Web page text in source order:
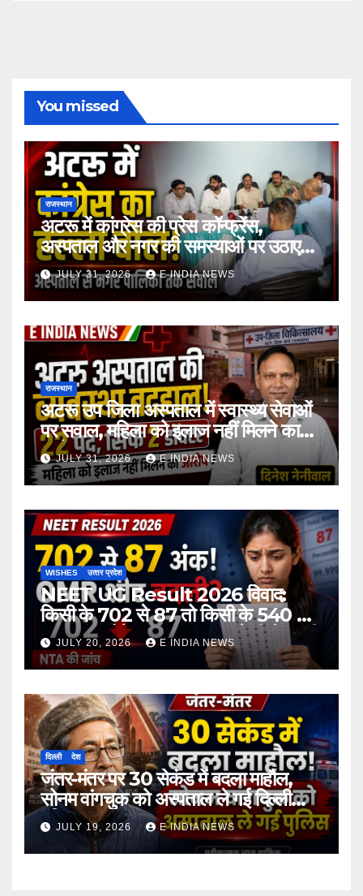
You missed
राजस्थान
अटरू में कांग्रेस की प्रेस कॉन्फ्रेंस,
अस्पताल और नगर की समस्याओं पर उठाए
सवाल
JULY 31, 2026 E INDIA NEWS
राजस्थान
अटरू उप जिला अस्पताल में स्वास्थ्य सेवाओं
पर सवाल, महिला को इलाज नहीं मिलने का
आरोप
JULY 31, 2026 E INDIA NEWS
WISHES उत्‍तर प्रदेश
NEET UG Result 2026 विवाद:
किसी के 702 से 87 तो किसी के 540 से
167 अंक होने का दावा, NTA ने दी चेतावनी
JULY 20, 2026 E INDIA NEWS
दिल्ली देश
जंतर-मंतर पर 30 सेकंड में बदला माहौल,
सोनम वांगचुक को अस्पताल ले गई दिल्ली
पुलिस
JULY 19, 2026 E INDIA NEWS